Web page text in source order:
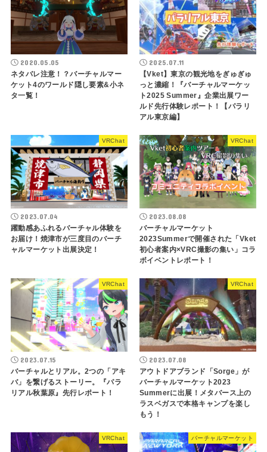
2020.05.05
ネタバレ注意！？バーチャルマー
ケット4のワールド隠し要素&小ネ
タ一覧！
2025.07.11
【Vket】東京の観光地をぎゅぎゅ
っと濃縮！『バーチャルマーケッ
ト2025 Summer』企業出展ワー
ルド先行体験レポート！【パラリ
アル東京編】
VRChat
2023.07.04
躍動感あふれるバーチャル体験を
お届け！焼津市が三度目のバーチ
ャルマーケット出展決定！
VRChat
2023.08.08
バーチャルマーケット
2023Summerで開催された「Vket
初心者案内×VRC撮影の集い」コラ
ボイベントレポート！
VRChat
2023.07.15
バーチャルとリアル。2つの「アキ
バ」を繋げるストーリー。『パラ
リアル秋葉原』先行レポート！
VRChat
2023.07.08
アウトドアブランド「Sorge」が
バーチャルマーケット2023
Summerに出展！メタバース上の
ラスベガスで本格キャンプを楽し
もう！
VRChat バーチャルマーケット